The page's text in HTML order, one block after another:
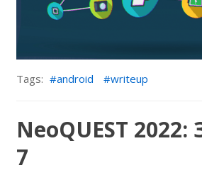
Tags: android writeup
NeoQUEST
7